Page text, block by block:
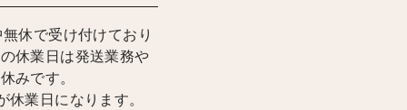
休で受け付けており
休業日は発送業務や
みです。
業日になります。